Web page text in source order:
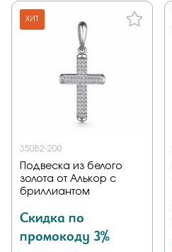
ХИТ
35082-200
Подвеска из белого
золота от Алькор с
бриллиантом
Скидка по
промокоду 3%